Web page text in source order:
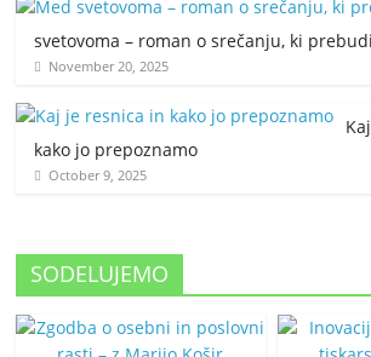
svetovoma – roman o srečanju, ki
November 20, 2025
kako jo prepoznamo
October 9, 2025
SODELUJEMO